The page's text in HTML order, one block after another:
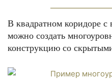
В квадратном коридоре
можно создать
конструкцию со